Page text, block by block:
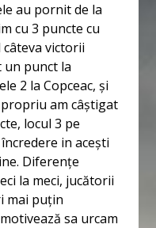
au pornit de la
cu 3 puncte cu
victorii
un punct la
2 la Copceac, și
am câștigat
locul 3 pe
in acești
Diferențe
la meci, jucătorii
mai puțin
sa urcam